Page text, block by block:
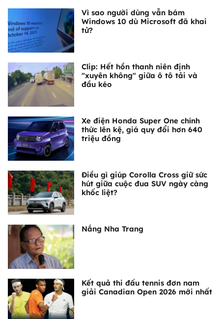
Vì sao người dùng vẫn bám
Windows 10 dù Microsoft đã khai
tử?
Clip: Hết hồn thanh niên định
"xuyên không" giữa ô tô tải và
đầu kéo
Xe điện Honda Super One chính
thức lên kệ, giá quy đổi hơn 640
triệu đồng
Điều gì giúp Corolla Cross giữ sức
hút giữa cuộc đua SUV ngày càng
khốc liệt?
Nắng Nha Trang
Kết quả thi đấu tennis đơn nam
giải Canadian Open 2026 mới nhất